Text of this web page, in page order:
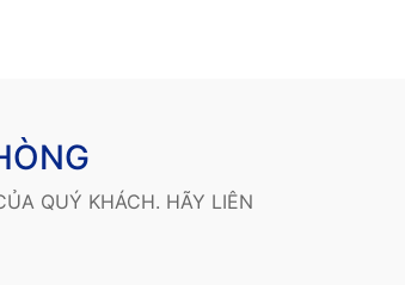
QUÝ KHÁCH. HÃY LIÊN